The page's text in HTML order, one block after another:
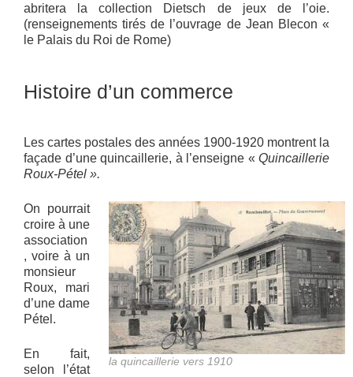
abritera la collection Dietsch de jeux de l’oie.
(renseignements tirés de l’ouvrage de Jean Blecon «
le Palais du Roi de Rome)
Histoire d’un commerce
Les cartes postales des années 1900-1920 montrent la
façade d’une quincaillerie, à l’enseigne « Quincaillerie
Roux-Pétel ».
la quincaillerie vers 1910
On pourrait
croire à une
association
, voire à un
monsieur
Roux, mari
d’une dame
Pétel.
En fait,
selon l’état